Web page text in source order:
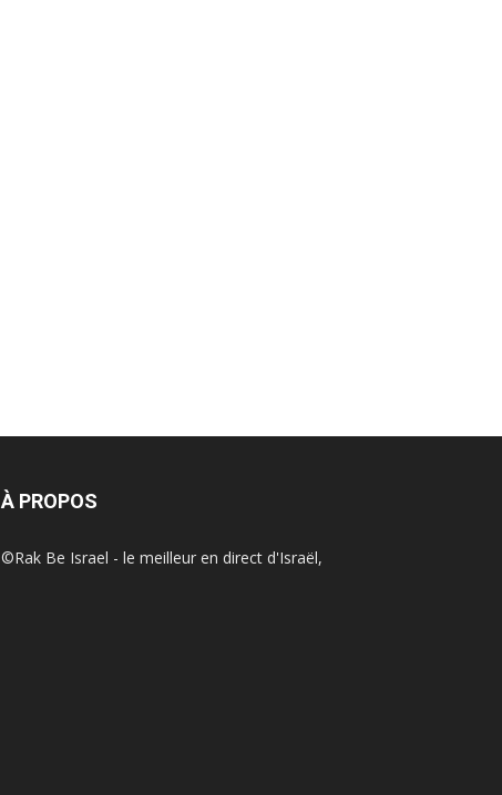
À PROPOS
©Rak Be Israel - le meilleur en direct d'Israël,